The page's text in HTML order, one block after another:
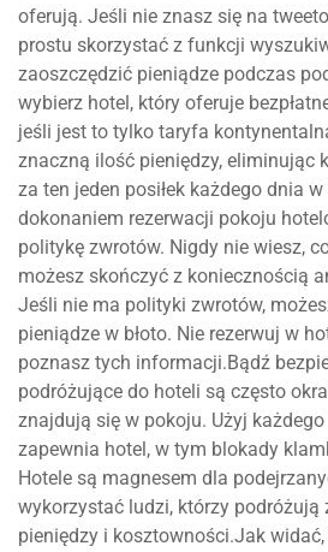
oferują. Jeśli nie znasz się na
prostu skorzystać z funkcji
zaoszczędzić pieniądze podczas
wybierz hotel, który oferuje
jeśli jest to tylko taryfa
znaczną ilość pieniędzy, eliminując
za ten jeden posiłek każdego dnia
dokonaniem rezerwacji pokoju
politykę zwrotów. Nigdy nie wiesz,
możesz skończyć z koniecznością
Jeśli nie ma polityki zwrotów,
pieniądze w błoto. Nie rezerwuj w
poznasz tych informacji.Bądź
podróżujące do hoteli są często
znajdują się w pokoju. Użyj
zapewnia hotel, w tym blokady
Hotele są magnesem dla
wykorzystać ludzi, którzy podróżują
pieniędzy i kosztowności.Jak